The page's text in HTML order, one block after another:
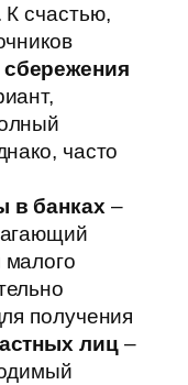
К счастью,
часто
в банках –
получения
лиц–